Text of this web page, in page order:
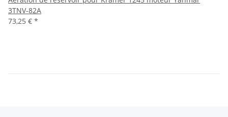
3TNV-82A
73,25 € *